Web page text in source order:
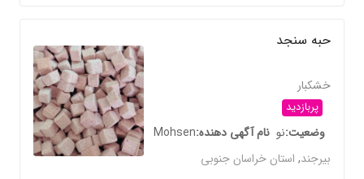
حبه سنجد
خشکبار
پربازدید
وضعیتنو نام آگهی دهندهMohsen
بیرجند,استان خراسان جنوبی